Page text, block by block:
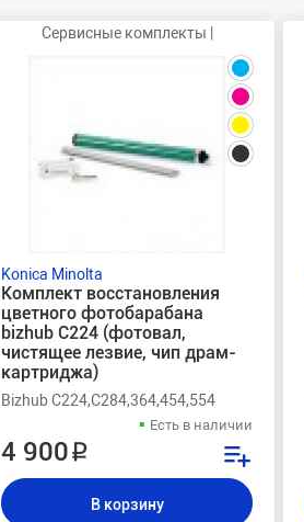
Сервисные комплекты |
Konica Minolta
Комплект восстановления
цветного фотобарабана
bizhub C224 (фотовал,
чистящее лезвие, чип драм-
картриджа)
Bizhub C224,C284,364,454,554
Есть в наличии
4 900 ₽
В корзину